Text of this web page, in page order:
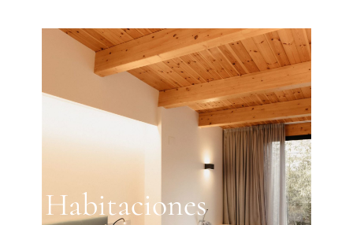
Habitaciones